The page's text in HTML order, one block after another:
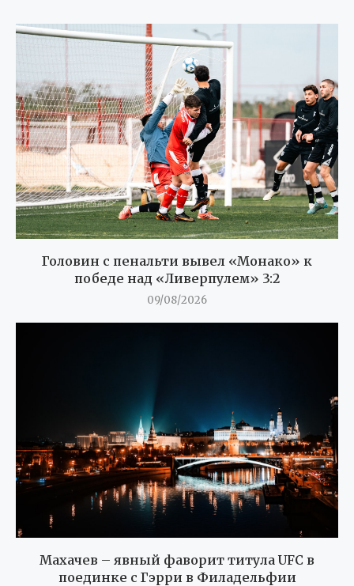
Головин с пенальти вывел «Монако» к
победе над «Ливерпулем» 3:2
09/08/2026
Махачев – явный фаворит титула UFC в
поединке с Гэрри в Филадельфии